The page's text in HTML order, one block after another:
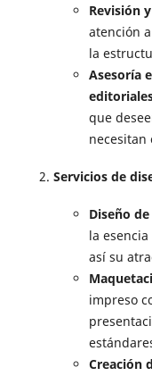
Revisión
atención
la
Asesoría
que
necesitan
Servicios de
Diseño
la
así su
impreso
Creación